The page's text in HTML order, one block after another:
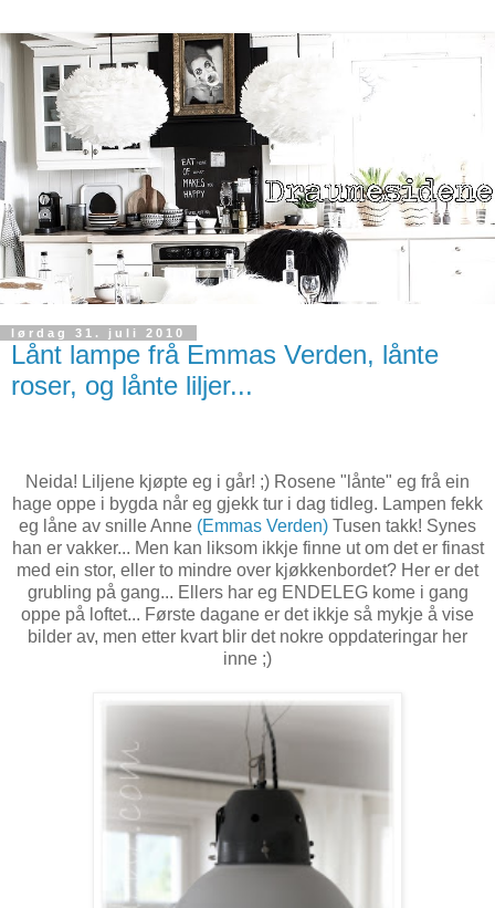
lørdag 31. juli 2010
Lånt lampe frå Emmas Verden, lånte
roser, og lånte liljer...
Neida! Liljene kjøpte eg i går! ;) Rosene "lånte" eg frå ein
hage oppe i bygda når eg gjekk tur i dag tidleg. Lampen fekk
eg låne av snille Anne (Emmas Verden) Tusen takk! Synes
han er vakker... Men kan liksom ikkje finne ut om det er finast
med ein stor, eller to mindre over kjøkkenbordet? Her er det
grubling på gang... Ellers har eg ENDELEG kome i gang
oppe på loftet... Første dagane er det ikkje så mykje å vise
bilder av, men etter kvart blir det nokre oppdateringar her
inne ;)